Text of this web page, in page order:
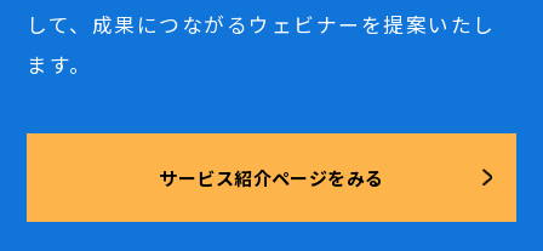
して、成果につながるウェビナーを提案いたし
ます。
サービス紹介ページをみる